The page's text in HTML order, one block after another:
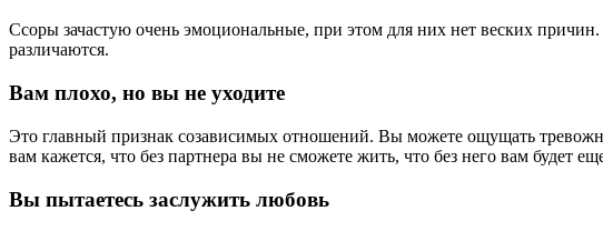
Ссоры зачастую очень эмоциональные, при этом для них нет веских
различаются.
Вам плохо, но вы не уходите
Это главный признак созависимых отношений. Вы можете ощущать
вам кажется, что без партнера вы не сможете жить, что без него вам будет
Вы пытаетесь заслужить любовь